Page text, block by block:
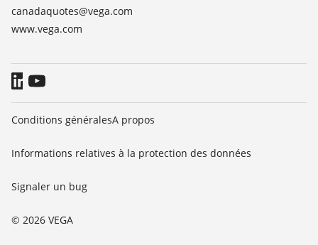
canadaquotes@vega.com
www.vega.com
© 2026 VEGA
Conditions généralesA propos
Informations relatives à la protection des données
Signaler un bug